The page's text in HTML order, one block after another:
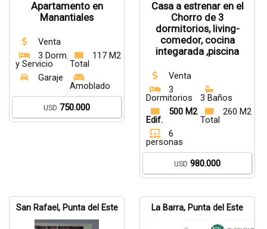
Apartamento en
Manantiales
Venta
3 Dorm.
y Servicio
117 M2
Total
Garaje
Amoblado
USD 750.000
Casa a estrenar en el
Chorro de 3
dormitorios, living-
comedor, cocina
integarada ,piscina
Venta
3
Dormitorios
3 Baños
500 M2
Edif.
260 M2
Total
6
personas
USD 980.000
San Rafael, Punta del Este La Barra, Punta del Este